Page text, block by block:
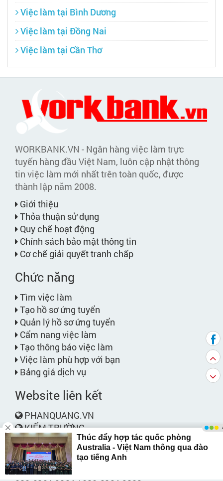
Việc làm tại Bình Dương
Việc làm tại Đồng Nai
Việc làm tại Cần Thơ
WORKBANK.VN - Ngân hàng việc làm trực
tuyến hàng đầu Việt Nam, luôn cập nhật thông
tin việc làm mới nhất trên toàn quốc, được
thành lập năm 2008.
Giới thiệu
Thỏa thuận sử dụng
Quy chế hoạt động
Chính sách bảo mật thông tin
Cơ chế giải quyết tranh chấp
Chức năng
Tìm việc làm
Tạo hồ sơ ứng tuyển
Quản lý hồ sơ ứng tuyển
Cẩm nang việc làm
Tạo thông báo việc làm
Việc làm phù hợp với bạn
Bảng giá dịch vụ
Website liên kết
PHANQUANG.VN
KIẾM TRƯỜNG
Liên hệ
Phone: